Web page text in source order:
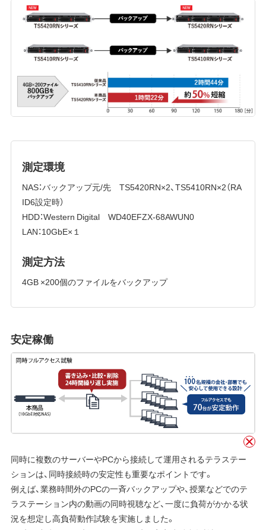
測定環境
NAS：バックアップ元/先 TS5420RN×2、TS5410RN×2（RA
ID6設定時）
HDD：Western Digital WD40EFZX-68AWUN0
LAN：10GbE×１
測定方法
4GB ×200個のファイルをバックアップ
安定稼働
同時に複数のサーバーやPCから接続して運用されるテラステー
ションは、同時接続時の安定性も重要なポイントです。
例えば、業務時間外のPCの一斉バックアップや、授業などでのテ
ラステーション内の動画の同時視聴など、一度に負荷がかかる状
況を想定し高負荷動作試験を実施しました。